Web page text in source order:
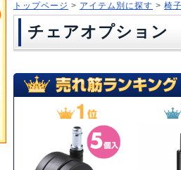
トップページ > アイテム別に探す > 椅子
チェアオプション